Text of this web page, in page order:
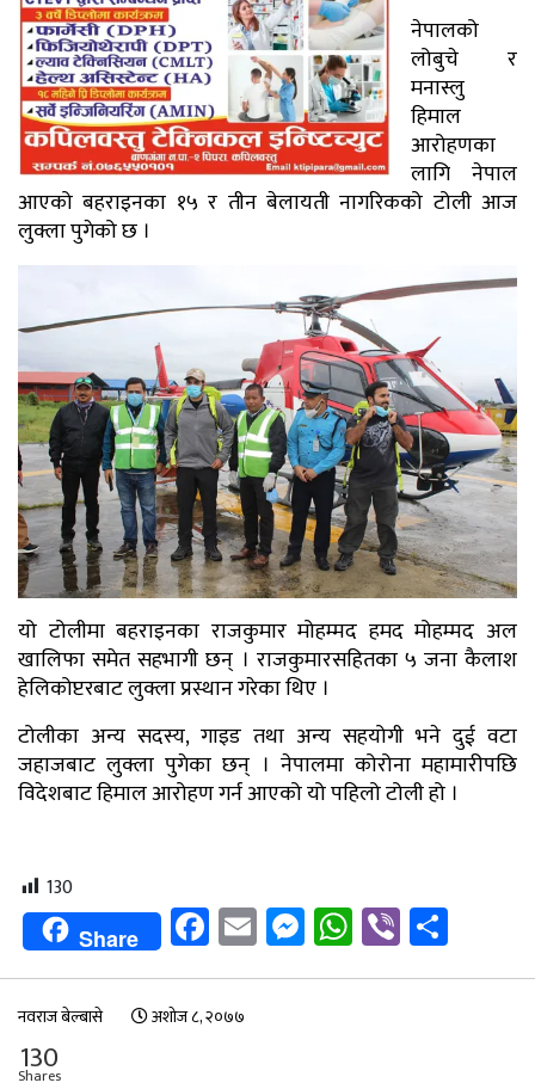
नेपालको
लोबुचे र
मनास्लु
हिमाल
आरोहणका
लागि नेपाल
आएको बहराइनका १५ र तीन बेलायती नागरिकको टोली आज
लुक्ला पुगेको छ ।
यो टोलीमा बहराइनका राजकुमार मोहम्मद हमद मोहम्मद अल
खालिफा समेत सहभागी छन् । राजकुमारसहितका ५ जना कैलाश
हेलिकोप्टरबाट लुक्ला प्रस्थान गरेका थिए ।
टोलीका अन्य सदस्य, गाइड तथा अन्य सहयोगी भने दुई वटा
जहाजबाट लुक्ला पुगेका छन् । नेपालमा कोरोना महामारीपछि
विदेशबाट हिमाल आरोहण गर्न आएको यो पहिलो टोली हो ।
130
Share Facebook
EmailMessenger
WhatsApp
Viber
नवराज बेल्बासे अशोज ८, २०७७
130
Shares